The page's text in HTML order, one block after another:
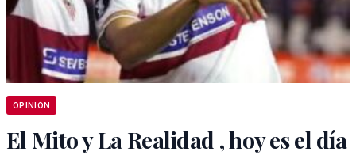
OPINIÓN
El Mito y La Realidad , hoy es el día